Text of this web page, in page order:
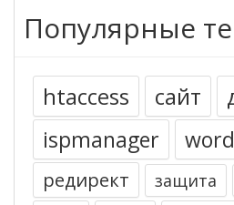
Популярные
htaccess сайт
ispmanager
редирект защита